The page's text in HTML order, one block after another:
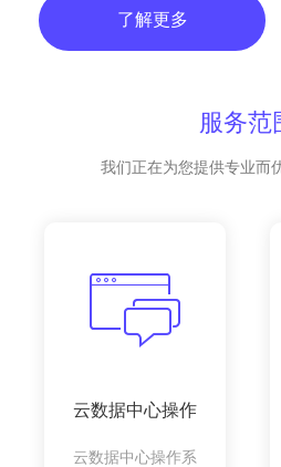
了解更多
服务范
我们正在为您提供专业而
云数据中心操作
云数据中心操作系